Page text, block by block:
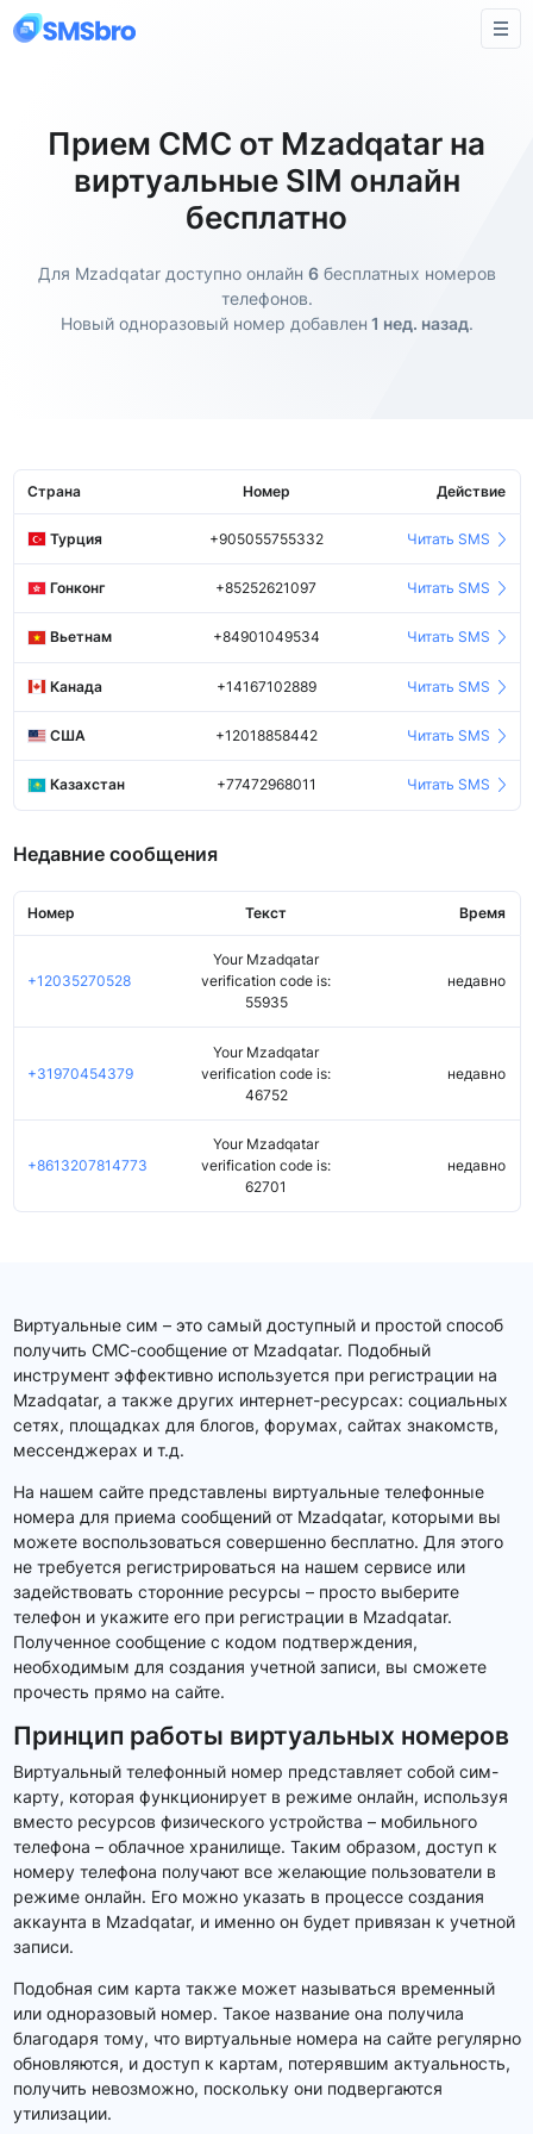
Прием СМС от Mzadqatar на
виртуальные SIM онлайн
бесплатно
Для Mzadqatar доступно онлайн 6бесплатных номеров
телефонов.
Новый одноразовый номер добавлен 1 нед. назад.
Страна Номер Действие
Турция +905055755332 Читать SMS
Гонконг +85252621097 Читать SMS
Вьетнам +84901049534 Читать SMS
Канада +14167102889 Читать SMS
США +12018858442 Читать SMS
Казахстан +77472968011 Читать SMS
Недавние сообщения
Номер Текст Время
+12035270528
Your Mzadqatar
verification code is:
55935
недавно
+31970454379
Your Mzadqatar
verification code is:
46752
недавно
+8613207814773
Your Mzadqatar
verification code is:
62701
недавно
Виртуальные сим – это самый доступный и простой способ
получить СМС-сообщение от Mzadqatar. Подобный
инструмент эффективно используется при регистрации на
Mzadqatar, а также других интернет-ресурсах: социальных
сетях, площадках для блогов, форумах, сайтах знакомств,
мессенджерах и т.д.
На нашем сайте представлены виртуальные телефонные
номера для приема сообщений от Mzadqatar, которыми вы
можете воспользоваться совершенно бесплатно. Для этого
не требуется регистрироваться на нашем сервисе или
задействовать сторонние ресурсы – просто выберите
телефон и укажите его при регистрации в Mzadqatar.
Полученное сообщение с кодом подтверждения,
необходимым для создания учетной записи, вы сможете
прочесть прямо на сайте.
Принцип работы виртуальных номеров
Виртуальный телефонный номер представляет собой сим-
карту, которая функционирует в режиме онлайн, используя
вместо ресурсов физического устройства – мобильного
телефона – облачное хранилище. Таким образом, доступ к
номеру телефона получают все желающие пользователи в
режиме онлайн. Его можно указать в процессе создания
аккаунта в Mzadqatar, и именно он будет привязан к учетной
записи.
Подобная сим карта также может называться временный
или одноразовый номер. Такое название она получила
благодаря тому, что виртуальные номера на сайте регулярно
обновляются, и доступ к картам, потерявшим актуальность,
получить невозможно, поскольку они подвергаются
утилизации.